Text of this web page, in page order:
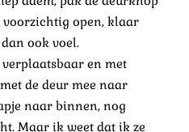
voorzichtig open, klaar
ook voel.
en met
de deur mee naar
naar binnen, nog
Maar ik weet dat ik ze